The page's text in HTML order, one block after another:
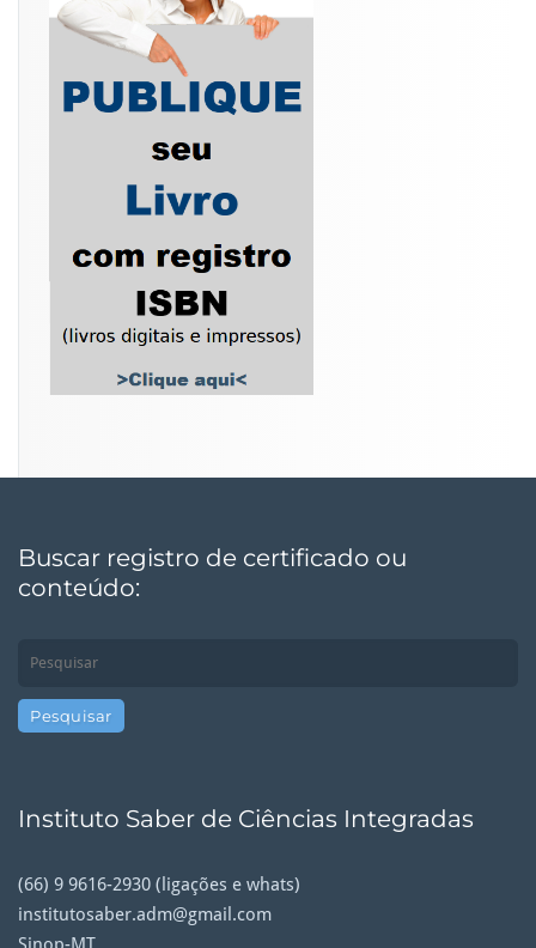
Buscar registro de certificado ou
conteúdo:
Instituto Saber de Ciências Integradas
(66) 9 9616-2930 (ligações e whats)
institutosaber.adm@gmail.com